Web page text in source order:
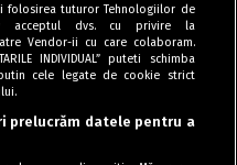
1
folosirea tuturor Tehnologiilor de
acceptul dvs. cu privire la
Vendor-ii cu care colaboram.
INDIVIDUAL” puteti schimba
cele legate de cookie strict
prelucrăm datele pentru a